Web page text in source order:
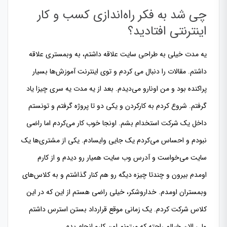
چی شد به فکر راه‌اندازی کسب و کار
اینترنتی افتادید؟
یه مدت خیلی به طراحی سایت علاقه داشتم، به وبمستری علاقه
داشتم. مقالات را دنبال می کردم و توی اینترنت آموزش‌ها بسیار
پراکنده بود و من اونارو می‌دیدم. بعد از یه مدت یه سری چیزا یاد
گرفتم. شروع کردم به کارکردن و یکی دو تا پروژه گرفتم و تونستم
داخل یک شرکت استخدام بشم. اونجا خوب کار می‌کردم اما راضی
نبودم و احساس می‌کردم یک جایی وایسادم. یکی از مشتری‌ها یک
سایت می‌خواست و آدرس وب سایت همیار رو دیدم و از کارم
اومدم بیرون و چندتا چیزه دیگه رو هم کنار گذاشتم و به کلاس‌های
وبمستران اومدم. خداروشکر، خیلی راضی هستم از این که در این
کلاس شرکت کردم. یک زمانی موقع قرارداد بستن استرس داشتم